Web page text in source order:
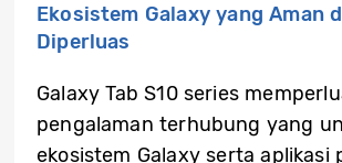
Ekosistem Galaxy yang Aman
Diperluas
Galaxy Tab S10 series
pengalaman terhubung yang
ekosistem Galaxy serta aplikasi